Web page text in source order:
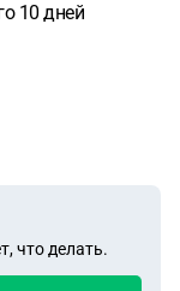
10 дней
что делать.